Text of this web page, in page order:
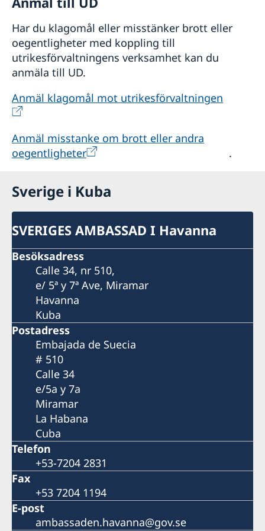
som undertecknats av båda föräldrarna
och Notarius Publicus.
I förekommande fall: dokumentation
som visar egendom i Kuba
hus, gård, mark, etc.) liksom bevis på
bevis om bankkonto med saldo.
Flygbiljett eller bevis på
resebyrå) för högst 90 dagar.
du beviljas visum utfärdas detta för de
datum du angivit i resplanen.
Tecknad reseförsäkring
sjukvårdskostnader i Schengenområdet
upp till minst 30.000 Euro. Dessa
försäkringar kan t. ex. köpas hos IHI,
EUROPEISKA, GEFVERF, INGONORD,
GOUDA REJSEFORSIKRING; eller lokalt på
Kuba genom försäkringsbolaget
ASISTUR/ESEN. En kopia av försäkringen
ska uppvisas vid ansökan.
OBS! Dokumentation under 4) och 5) ska vara
fotokopior, ambassaden behåller inte original. Det
finns ingen kopieringsservice på ambassaden.
Har du klagomål eller misstänker brott eller
oegentligheter med koppling till
utrikesförvaltningens verksamhet kan du
anmäla till UD.
Anmäl klagomål mot utrikesförvaltningen
Anmäl misstanke om brott eller andra
oegentligheter
.
Sverige i Kuba
SVERIGES AMBASSAD I Havanna
Besöksadress
Calle 34, nr 510,
e/ 5ª y 7ª Ave, Miramar
Havanna
Kuba
Postadress
Embajada de Suecia
# 510
Calle 34
e/5a y 7a
Miramar
La Habana
Cuba
Telefon
+53-7204 2831
Fax
+53 7204 1194
E-post
ambassaden.havanna@gov.se